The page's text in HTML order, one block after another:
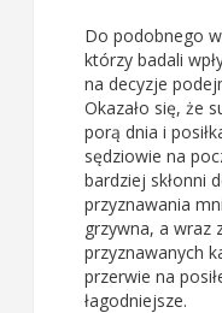
Do podobnego
którzy badali
na decyzje
Okazało się, że
porą dnia i
sędziowie na
bardziej skłonni
przyznawania
grzywna, a wraz
przyznawanych
przerwie na
łagodniejsze.